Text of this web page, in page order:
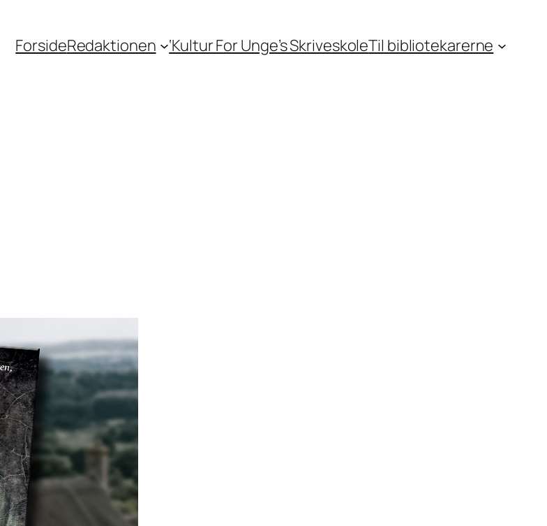
ForsideRedaktionen ‘Kultur For Unge’s SkriveskoleTil bibliotekarerne